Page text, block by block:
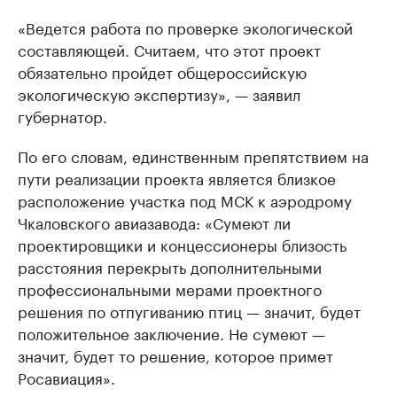
«Ведется работа по проверке экологической
составляющей. Считаем, что этот проект
обязательно пройдет общероссийскую
экологическую экспертизу», — заявил
губернатор.
По его словам, единственным препятствием на
пути реализации проекта является близкое
расположение участка под МСК к аэродрому
Чкаловского авиазавода: «Сумеют ли
проектировщики и концессионеры близость
расстояния перекрыть дополнительными
профессиональными мерами проектного
решения по отпугиванию птиц — значит, будет
положительное заключение. Не сумеют —
значит, будет то решение, которое примет
Росавиация».